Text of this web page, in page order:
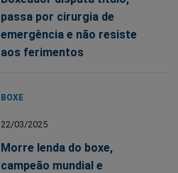
passa por cirurgia de
emergência e não resiste
aos ferimentos
BOXE
22/03/2025
Morre lenda do boxe,
campeão mundial e